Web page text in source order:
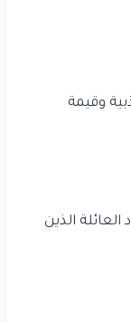
وقيمة
الذين